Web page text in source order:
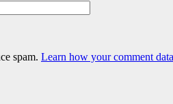
spam. Learn how your comment